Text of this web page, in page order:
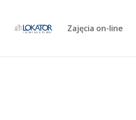
Zajęcia on-line